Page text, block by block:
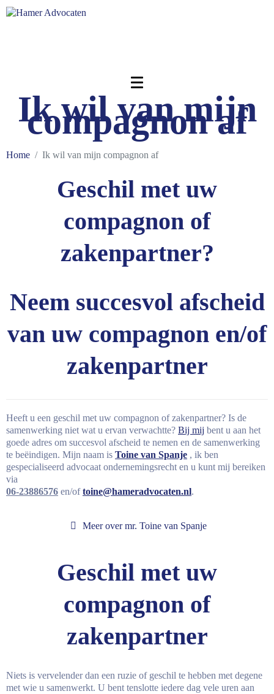
Ik wil van mijn
compagnon af
Home Ik wil van mijn compagnon af
Geschil met uw
compagnon of
zakenpartner?
Neem succesvol afscheid
van uw compagnon en/of
zakenpartner
Heeft u een geschil met uw compagnon of zakenpartner? Is de
samenwerking niet wat u ervan verwachtte? Bij mij bent u aan het
goede adres om succesvol afscheid te nemen en de samenwerking
te beëindigen. Mijn naam is Toine van Spanje , ik ben
gespecialiseerd advocaat ondernemingsrecht en u kunt mij bereiken
via
06-23886576 en/oftoine@hameradvocaten.nl.
Meer over mr. Toine van Spanje
Geschil met uw
compagnon of
zakenpartner
Niets is vervelender dan een ruzie of geschil te hebben met degene
met wie u samenwerkt. U bent tenslotte iedere dag vele uren aan